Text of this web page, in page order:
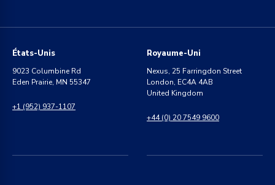
États-Unis
9023 Columbine Rd
Eden Prairie, MN 55347
+1 (952) 937-1107
Royaume-Uni
Nexus, 25 Farringdon Street
London, EC4A 4AB
United Kingdom
+44 (0) 20 7549 9600